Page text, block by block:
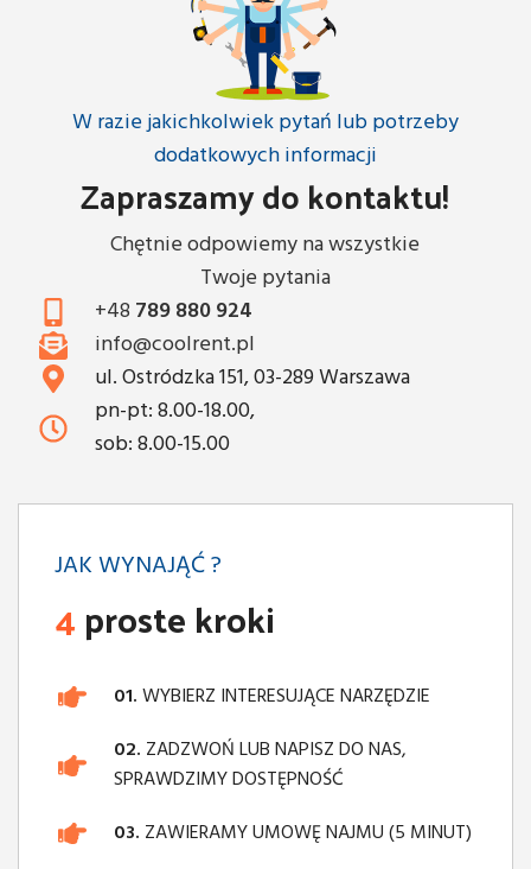
W razie jakichkolwiek pytań lub potrzeby
dodatkowych informacji
Zapraszamy do kontaktu!
Chętnie odpowiemy na wszystkie
Twoje pytania
+48 789 880 924
info@coolrent.pl
ul. Ostródzka 151, 03-289 Warszawa
pn-pt: 8.00-18.00,
sob: 8.00-15.00
JAK WYNAJĄĆ ?
4proste kroki
01.WYBIERZ INTERESUJĄCE NARZĘDZIE
02. ZADZWOŃ LUB NAPISZ DO NAS,
SPRAWDZIMY DOSTĘPNOŚĆ
03. ZAWIERAMY UMOWĘ NAJMU (5 MINUT)